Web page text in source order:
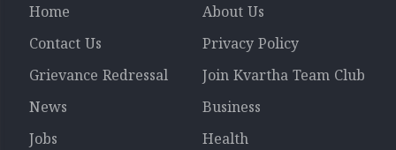
Home
About Us
Contact Us
Privacy Policy
Grievance Redressal
Join Kvartha Team Club
News
Business
Jobs
Health